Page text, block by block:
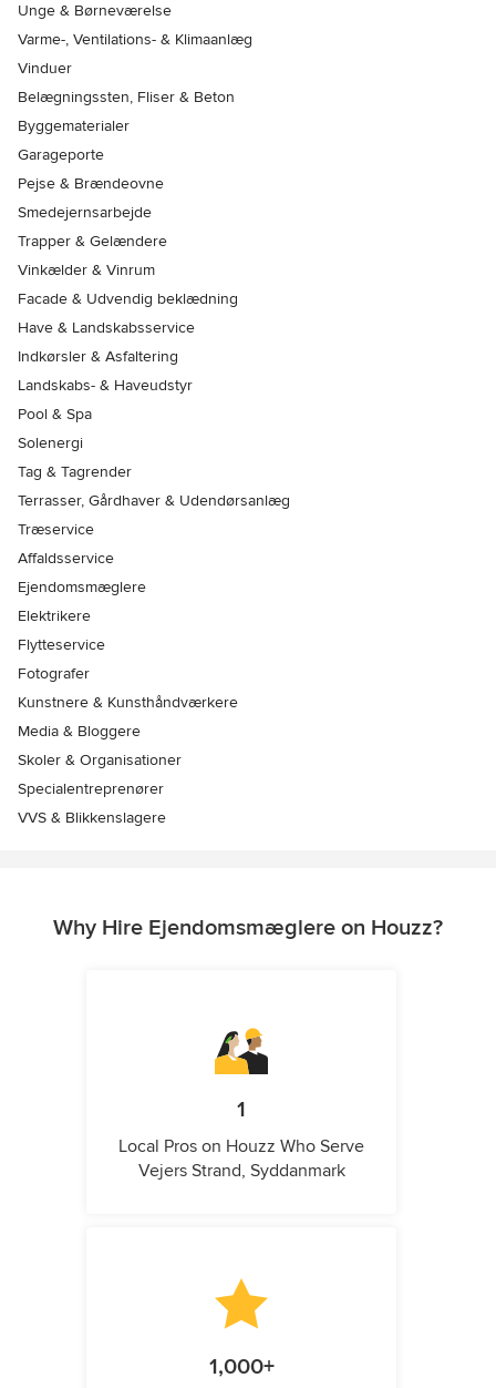
Unge & Børneværelse
Varme-, Ventilations- & Klimaanlæg
Vinduer
Belægningssten, Fliser & Beton
Byggematerialer
Garageporte
Pejse & Brændeovne
Smedejernsarbejde
Trapper & Gelændere
Vinkælder & Vinrum
Facade & Udvendig beklædning
Have & Landskabsservice
Indkørsler & Asfaltering
Landskabs- & Haveudstyr
Pool & Spa
Solenergi
Tag & Tagrender
Terrasser, Gårdhaver & Udendørsanlæg
Træservice
Affaldsservice
Ejendomsmæglere
Elektrikere
Flytteservice
Fotografer
Kunstnere & Kunsthåndværkere
Media & Bloggere
Skoler & Organisationer
Specialentreprenører
VVS & Blikkenslagere
Why Hire Ejendomsmæglere on Houzz?
1
Local Pros on Houzz Who Serve
Vejers Strand, Syddanmark
1,000+